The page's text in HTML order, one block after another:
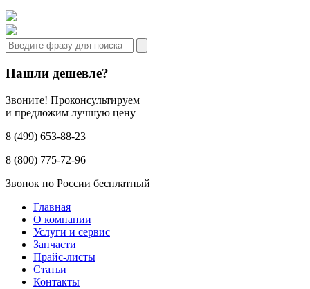
Нашли дешевле?
Звоните! Проконсультируем
и предложим лучшую цену
8 (499) 653-88-23
8 (800) 775-72-96
Звонок по России бесплатный
Главная
О компании
Услуги и сервис
Запчасти
Прайс-листы
Статьи
Контакты